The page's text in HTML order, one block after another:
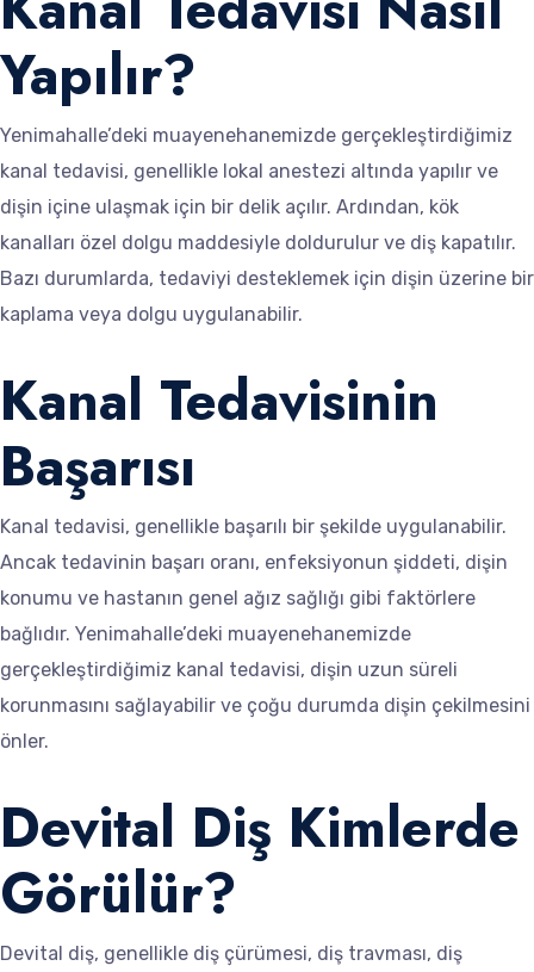
Yapılır?
Yenimahalle’deki muayenehanemizde gerçekleştirdiğimiz
kanal tedavisi, genellikle lokal anestezi altında yapılır ve
dişin içine ulaşmak için bir delik açılır. Ardından, kök
kanalları özel dolgu maddesiyle doldurulur ve diş kapatılır.
Bazı durumlarda, tedaviyi desteklemek için dişin üzerine bir
kaplama veya dolgu uygulanabilir.
Kanal Tedavisinin
Başarısı
Kanal tedavisi, genellikle başarılı bir şekilde uygulanabilir.
Ancak tedavinin başarı oranı, enfeksiyonun şiddeti, dişin
konumu ve hastanın genel ağız sağlığı gibi faktörlere
bağlıdır. Yenimahalle’deki muayenehanemizde
gerçekleştirdiğimiz kanal tedavisi, dişin uzun süreli
korunmasını sağlayabilir ve çoğu durumda dişin çekilmesini
önler.
Devital Diş Kimlerde
Görülür?
Devital diş, genellikle diş çürümesi, diş travması, diş